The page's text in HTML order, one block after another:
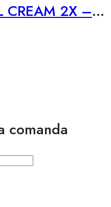
VITALIZING SNAIL CREAM 2X – 100g
comanda